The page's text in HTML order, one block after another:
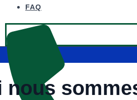
FAQ
nous